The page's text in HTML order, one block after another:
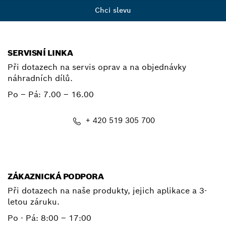
Chci slevu
SERVISNÍ LINKA
Při dotazech na servis oprav a na objednávky
náhradních dílů.
Po – Pá: 7.00 – 16.00
+ 420 519 305 700
ZÁKAZNICKÁ PODPORA
Při dotazech na naše produkty, jejich aplikace a 3-
letou záruku.
Po - Pá: 8:00 – 17:00